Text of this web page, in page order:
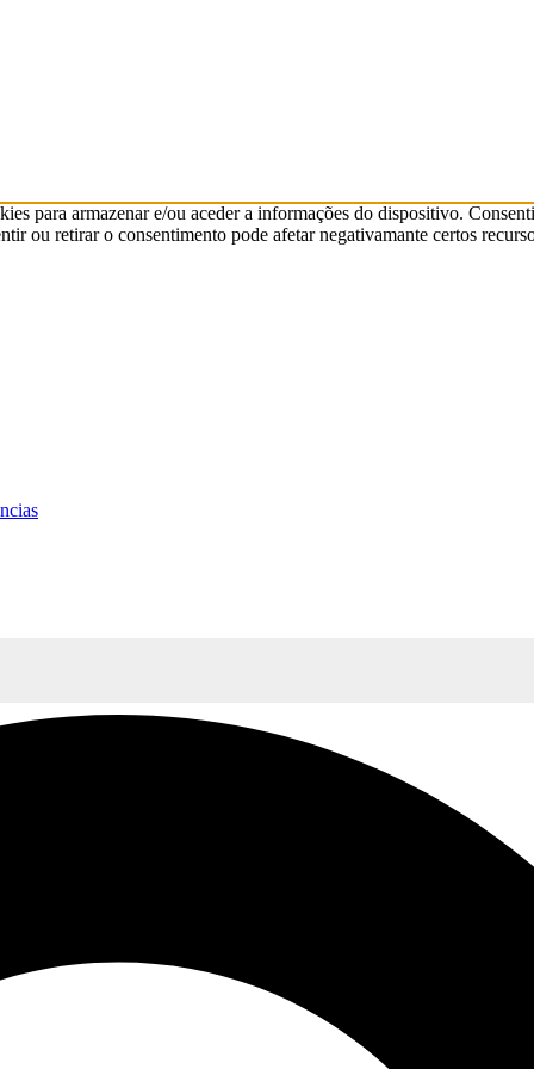
para armazenar e/ou aceder a informações do dispositivo.
ou retirar o consentimento pode afetar negativamante certos